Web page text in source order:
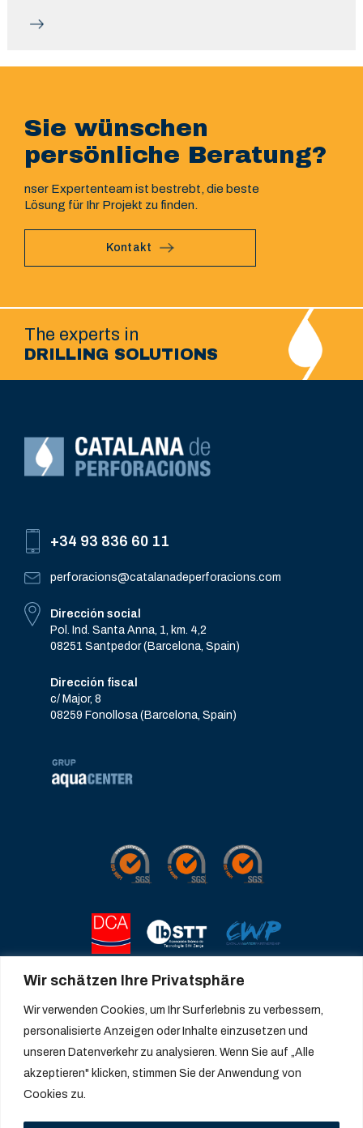
Wir schätzen Ihre Privatsphäre
Wir verwenden Cookies, um Ihr Surferlebnis zu verbessern,
personalisierte Anzeigen oder Inhalte einzusetzen und
unseren Datenverkehr zu analysieren. Wenn Sie auf „Alle
akzeptieren" klicken, stimmen Sie der Anwendung von
Cookies zu.
The experts in
DRILLING SOLUTIONS
Sie wünschen
persönliche Beratung?
nser Expertenteam ist bestrebt, die beste
Lösung für Ihr Projekt zu finden.
Kontakt
+34 93 836 60 11
perforacions@catalanadeperforacions.com
Dirección social
Pol. Ind. Santa Anna, 1, km. 4,2
08251 Santpedor (Barcelona, Spain)
Dirección fiscal
c/ Major, 8
08259 Fonollosa (Barcelona, Spain)